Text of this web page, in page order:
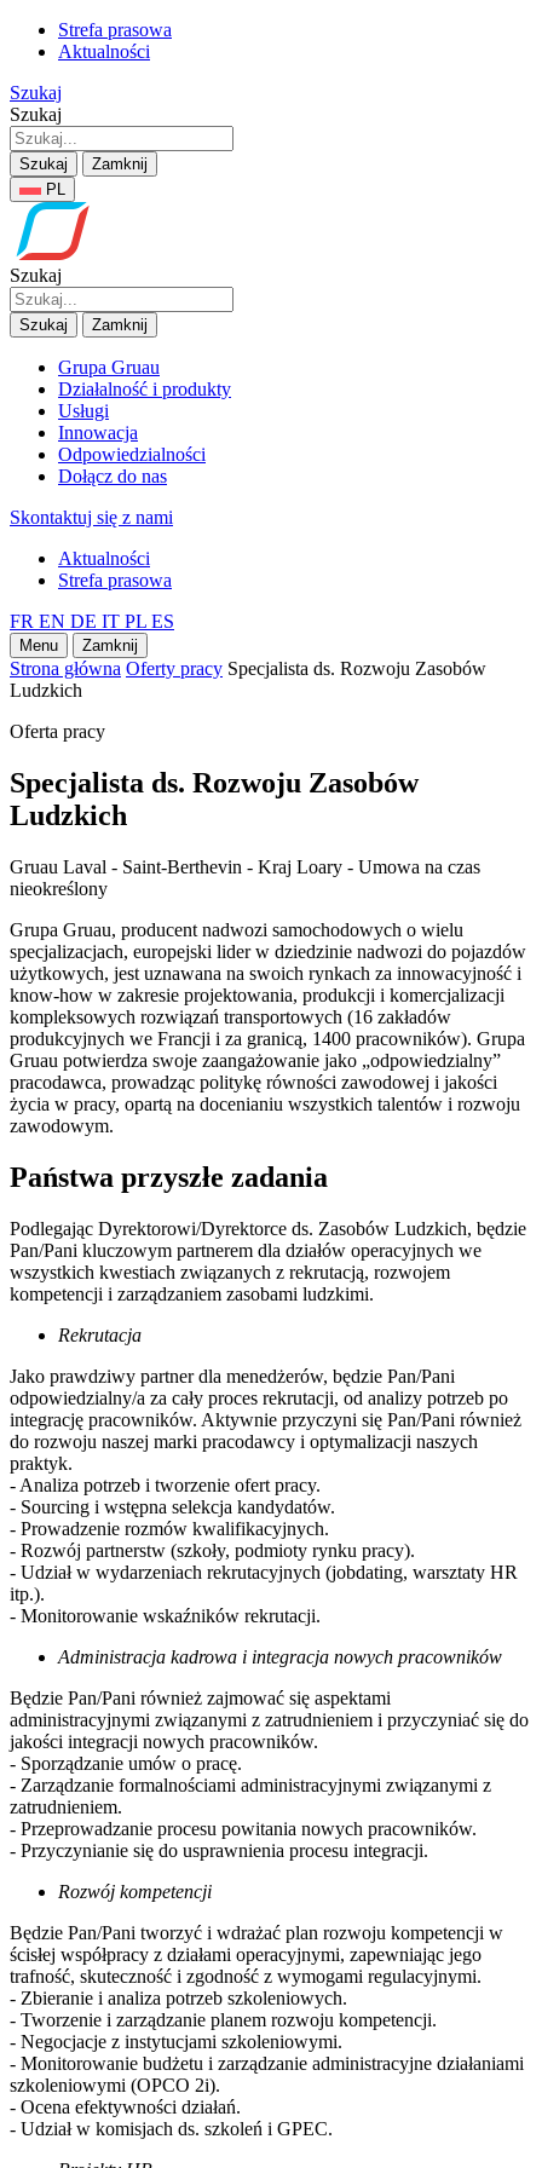
Strefa prasowa
Aktualności
Szukaj
Szukaj
Szukaj
Zamknij
PL
Szukaj
Szukaj Zamknij
Grupa Gruau
Działalność i produkty
Usługi
Innowacja
Odpowiedzialności
Dołącz do nas
Skontaktuj się z nami
Aktualności
Strefa prasowa
FR EN DE IT PL ES
Menu Zamknij
Strona główna Oferty pracy Specjalista ds. Rozwoju Zasobów
Ludzkich
Oferta pracy
Specjalista ds. Rozwoju Zasobów
Ludzkich
Gruau Laval - Saint-Berthevin - Kraj Loary - Umowa na czas
nieokreślony
Grupa Gruau, producent nadwozi samochodowych o wielu
specjalizacjach, europejski lider w dziedzinie nadwozi do pojazdów
użytkowych, jest uznawana na swoich rynkach za innowacyjność i
know-how w zakresie projektowania, produkcji i komercjalizacji
kompleksowych rozwiązań transportowych (16 zakładów
produkcyjnych we Francji i za granicą, 1400 pracowników). Grupa
Gruau potwierdza swoje zaangażowanie jako „odpowiedzialny”
pracodawca, prowadząc politykę równości zawodowej i jakości
życia w pracy, opartą na docenianiu wszystkich talentów i rozwoju
zawodowym.
Państwa przyszłe zadania
Podlegając Dyrektorowi/Dyrektorce ds. Zasobów Ludzkich, będzie
Pan/Pani kluczowym partnerem dla działów operacyjnych we
wszystkich kwestiach związanych z rekrutacją, rozwojem
kompetencji i zarządzaniem zasobami ludzkimi.
Rekrutacja
Jako prawdziwy partner dla menedżerów, będzie Pan/Pani
odpowiedzialny/a za cały proces rekrutacji, od analizy potrzeb po
integrację pracowników. Aktywnie przyczyni się Pan/Pani również
do rozwoju naszej marki pracodawcy i optymalizacji naszych
praktyk.
- Analiza potrzeb i tworzenie ofert pracy.
- Sourcing i wstępna selekcja kandydatów.
- Prowadzenie rozmów kwalifikacyjnych.
- Rozwój partnerstw (szkoły, podmioty rynku pracy).
- Udział w wydarzeniach rekrutacyjnych (jobdating, warsztaty HR
itp.).
- Monitorowanie wskaźników rekrutacji.
Administracja kadrowa i integracja nowych pracowników
Będzie Pan/Pani również zajmować się aspektami
administracyjnymi związanymi z zatrudnieniem i przyczyniać się do
jakości integracji nowych pracowników.
- Sporządzanie umów o pracę.
- Zarządzanie formalnościami administracyjnymi związanymi z
zatrudnieniem.
- Przeprowadzanie procesu powitania nowych pracowników.
- Przyczynianie się do usprawnienia procesu integracji.
Rozwój kompetencji
Będzie Pan/Pani tworzyć i wdrażać plan rozwoju kompetencji w
ścisłej współpracy z działami operacyjnymi, zapewniając jego
trafność, skuteczność i zgodność z wymogami regulacyjnymi.
- Zbieranie i analiza potrzeb szkoleniowych.
- Tworzenie i zarządzanie planem rozwoju kompetencji.
- Negocjacje z instytucjami szkoleniowymi.
- Monitorowanie budżetu i zarządzanie administracyjne działaniami
szkoleniowymi (OPCO 2i).
- Ocena efektywności działań.
- Udział w komisjach ds. szkoleń i GPEC.